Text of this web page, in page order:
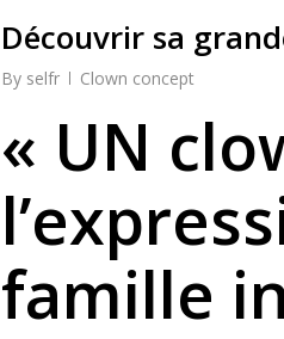
Découvrir sa
By selfr Clown concept
« UN
famille